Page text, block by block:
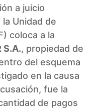
a juicio
Unidad de
coloca a la
S.A., propiedad de
del esquema
en la causa
fue la
de pagos